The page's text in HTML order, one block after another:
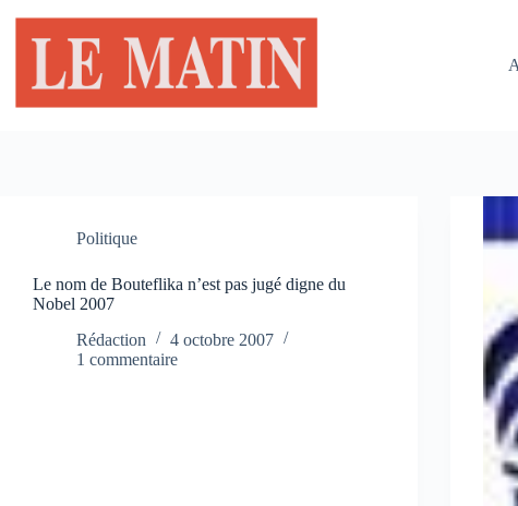
contenu
Politique
Le nom de Bouteflika n’est pas jugé digne du
Nobel 2007
Rédaction
4 octobre 2007
1 commentaire